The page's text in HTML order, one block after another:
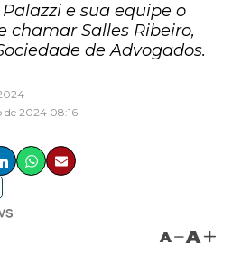
e sua equipe o
chamar Salles Ribeiro,
de Advogados.
de 2024 08:16
A A